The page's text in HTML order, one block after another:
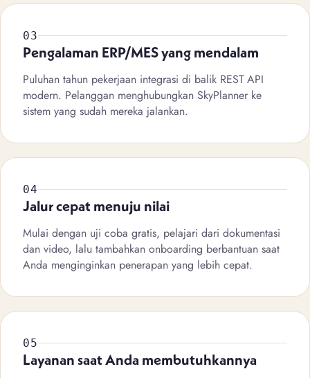
03
Pengalaman ERP/MES yang mendalam
Puluhan tahun pekerjaan integrasi di balik REST API
modern. Pelanggan menghubungkan SkyPlanner ke
sistem yang sudah mereka jalankan.
04
Jalur cepat menuju nilai
Mulai dengan uji coba gratis, pelajari dari dokumentasi
dan video, lalu tambahkan onboarding berbantuan saat
Anda menginginkan penerapan yang lebih cepat.
05
Layanan saat Anda membutuhkannya